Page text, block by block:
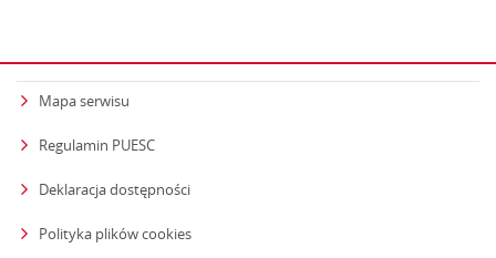
Mapa serwisu
Regulamin PUESC
Deklaracja dostępności
Polityka plików cookies